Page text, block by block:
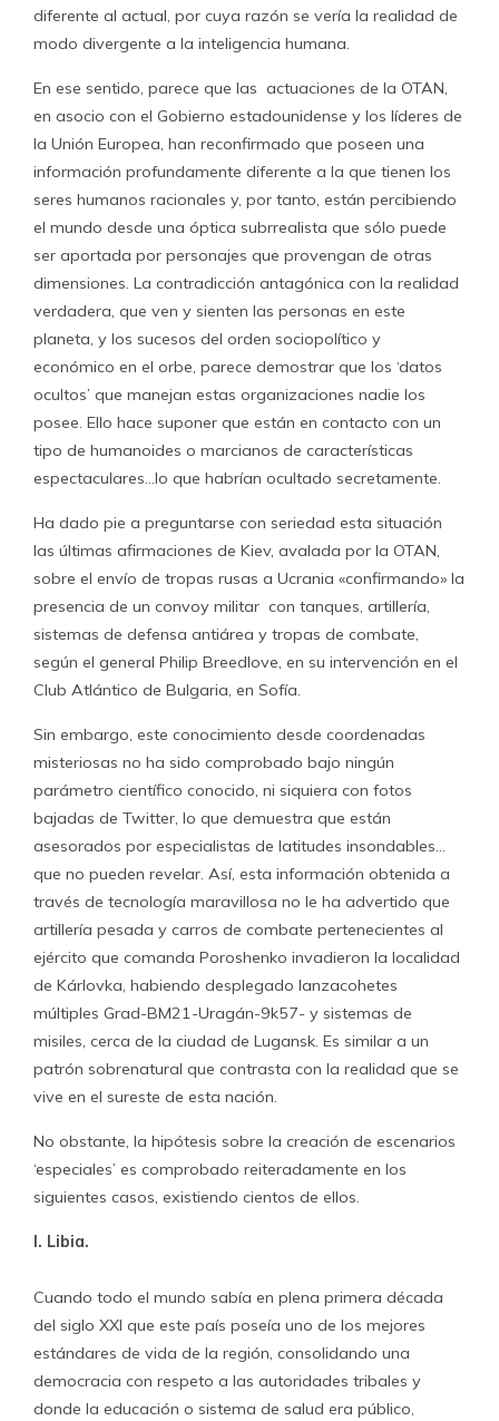
diferente al actual, por cuya razón se vería la realidad de
modo divergente a la inteligencia humana.
En ese sentido, parece que las actuaciones de la OTAN,
en asocio con el Gobierno estadounidense y los líderes de
la Unión Europea, han reconfirmado que poseen una
información profundamente diferente a la que tienen los
seres humanos racionales y, por tanto, están percibiendo
el mundo desde una óptica subrrealista que sólo puede
ser aportada por personajes que provengan de otras
dimensiones. La contradicción antagónica con la realidad
verdadera, que ven y sienten las personas en este
planeta, y los sucesos del orden sociopolítico y
económico en el orbe, parece demostrar que los ‘datos
ocultos’ que manejan estas organizaciones nadie los
posee. Ello hace suponer que están en contacto con un
tipo de humanoides o marcianos de características
espectaculares…lo que habrían ocultado secretamente.
Ha dado pie a preguntarse con seriedad esta situación
las últimas afirmaciones de Kiev, avalada por la OTAN,
sobre el envío de tropas rusas a Ucrania «confirmando» la
presencia de un convoy militar con tanques, artillería,
sistemas de defensa antiárea y tropas de combate,
según el general Philip Breedlove, en su intervención en el
Club Atlántico de Bulgaria, en Sofía.
Sin embargo, este conocimiento desde coordenadas
misteriosas no ha sido comprobado bajo ningún
parámetro científico conocido, ni siquiera con fotos
bajadas de Twitter, lo que demuestra que están
asesorados por especialistas de latitudes insondables…
que no pueden revelar. Así, esta información obtenida a
través de tecnología maravillosa no le ha advertido que
artillería pesada y carros de combate pertenecientes al
ejército que comanda Poroshenko invadieron la localidad
de Kárlovka, habiendo desplegado lanzacohetes
múltiples Grad-BM21-Uragán-9k57- y sistemas de
misiles, cerca de la ciudad de Lugansk. Es similar a un
patrón sobrenatural que contrasta con la realidad que se
vive en el sureste de esta nación.
No obstante, la hipótesis sobre la creación de escenarios
‘especiales’ es comprobado reiteradamente en los
siguientes casos, existiendo cientos de ellos.
I. Libia.
Cuando todo el mundo sabía en plena primera década
del siglo XXI que este país poseía uno de los mejores
estándares de vida de la región, consolidando una
democracia con respeto a las autoridades tribales y
donde la educación o sistema de salud era público,